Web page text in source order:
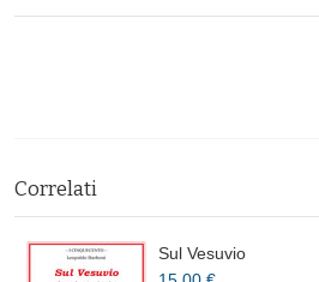
Correlati
Sul Vesuvio